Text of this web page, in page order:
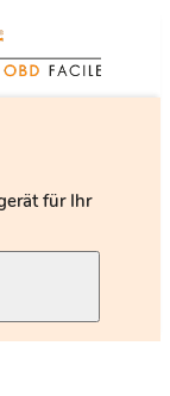
für Ihr